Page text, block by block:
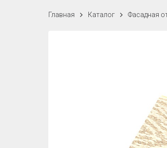
Главная Каталог Фасадная